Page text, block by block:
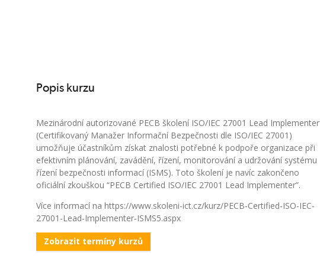
Popis kurzu
Mezinárodní autorizované PECB školení ISO/IEC 27001 Lead Implementer
(Certifikovaný Manažer Informační Bezpečnosti dle ISO/IEC 27001)
umožňuje účastníkům získat znalosti potřebné k podpoře organizace při
efektivním plánování, zavádění, řízení, monitorování a udržování systému
řízení bezpečnosti informací (ISMS). Toto školení je navíc zakončeno
oficiální zkouškou “PECB Certified ISO/IEC 27001 Lead Implementer”.
Více informací na https://www.skoleni-ict.cz/kurz/PECB-Certified-ISO-IEC-
27001-Lead-Implementer-ISMS5.aspx
Zobrazit termíny kurzů